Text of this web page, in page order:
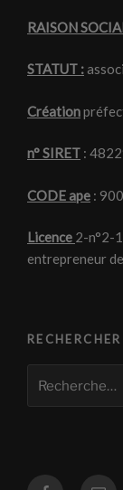
RAISON
STATUT :
Création
n° SIRET :
CODE ape :
Licence 2-n°2-
entrepreneur
RECHERCHER
pour
Facebook